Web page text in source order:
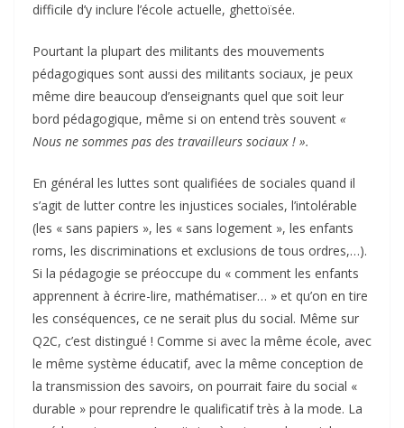
difficile d’y inclure l’école actuelle, ghettoïsée.
Pourtant la plupart des militants des mouvements
pédagogiques sont aussi des militants sociaux, je peux
même dire beaucoup d’enseignants quel que soit leur
bord pédagogique, même si on entend très souvent «
Nous ne sommes pas des travailleurs sociaux ! ».
En général les luttes sont qualifiées de sociales quand il
s’agit de lutter contre les injustices sociales, l’intolérable
(les « sans papiers », les « sans logement », les enfants
roms, les discriminations et exclusions de tous ordres,…).
Si la pédagogie se préoccupe du « comment les enfants
apprennent à écrire-lire, mathématiser… » et qu’on en tire
les conséquences, ce ne serait plus du social. Même sur
Q2C, c’est distingué ! Comme si avec la même école, avec
le même système éducatif, avec la même conception de
la transmission des savoirs, on pourrait faire du social «
durable » pour reprendre le qualificatif très à la mode. La